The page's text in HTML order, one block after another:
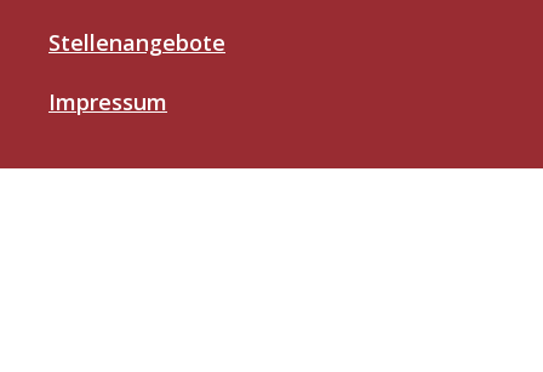
Stellenangebote
Impressum